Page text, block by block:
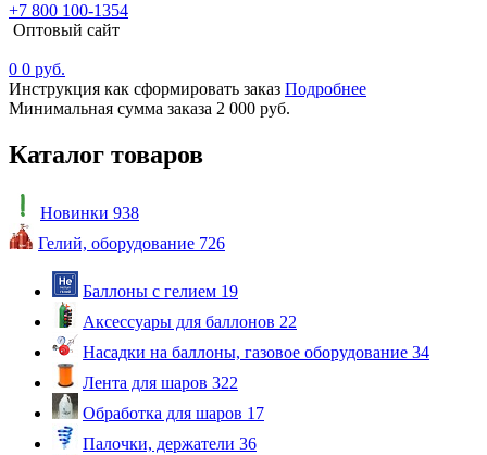
+7 800 100-1354
Оптовый сайт
0 0 руб.
Инструкция как сформировать заказ Подробнее
Минимальная сумма заказа 2 000 руб.
Каталог товаров
Новинки 938
Гелий, оборудование 726
Баллоны с гелием 19
Аксессуары для баллонов 22
Насадки на баллоны, газовое оборудование 34
Лента для шаров 322
Обработка для шаров 17
Палочки, держатели 36